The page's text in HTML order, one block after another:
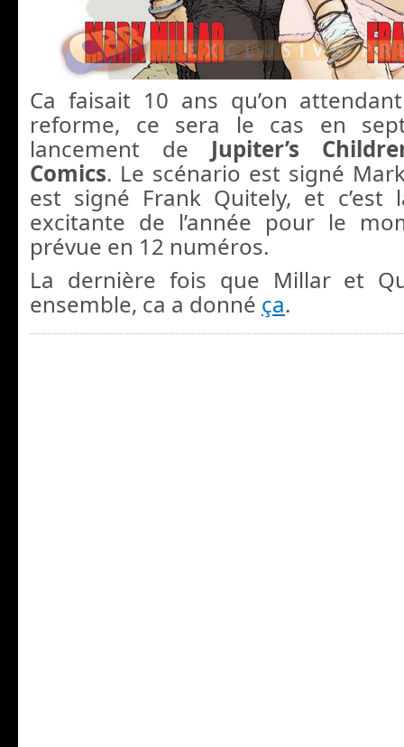
Ca faisait 10 ans qu’on
reforme, ce sera le cas en
lancement de Jupiter’s
Comics. Le scénario est signé
est signé Frank Quitely, et c’est
excitante de l’année pour le
prévue en 12 numéros.
La dernière fois que Millar et
ensemble, ca a donné ça.